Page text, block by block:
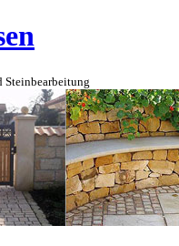
Steinbearbeitung